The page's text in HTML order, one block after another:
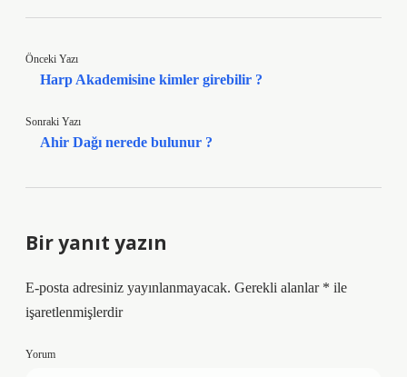
Önceki Yazı
Harp Akademisine kimler girebilir ?
Sonraki Yazı
Ahir Dağı nerede bulunur ?
Bir yanıt yazın
E-posta adresiniz yayınlanmayacak. Gerekli alanlar * ile
işaretlenmişlerdir
Yorum